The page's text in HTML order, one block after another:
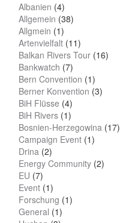
Albanien (4)
Allgemein (38)
Allgmein (1)
Artenvielfalt (11)
Balkan Rivers Tour (16)
Bankwatch (7)
Bern Convention (1)
Berner Konvention (3)
BiH Flüsse (4)
BiH Rivers (1)
Bosnien-Herzegowina (17)
Campaign Event (1)
Drina (2)
Energy Community (2)
EU (7)
Event (1)
Forschung (1)
General (1)